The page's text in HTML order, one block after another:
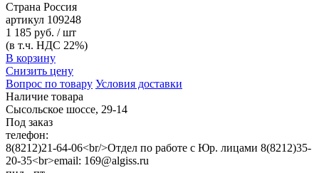
Страна Россия
артикул 109248
1 185 руб. / шт
(в т.ч. НДС 22%)
В корзину
Снизить цену
Вопрос по товару Условия доставки
Наличие товара
Сысольское шоссе, 29-14
Под заказ
телефон:
8(8212)21-64-06<br/>Отдел по работе с Юр. лицами 8(8212)35-
20-35<br>email: 169@algiss.ru